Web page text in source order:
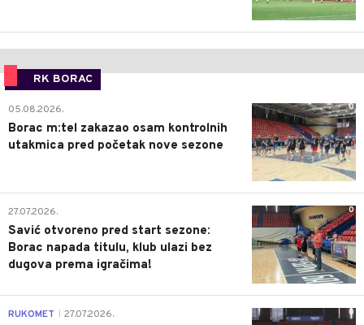
RK BORAC
0
05.08.2026.
Borac m:tel zakazao osam kontrolnih
utakmica pred početak nove sezone
0
27.07.2026.
Savić otvoreno pred start sezone:
Borac napada titulu, klub ulazi bez
dugova prema igračima!
0
RUKOMET 27.07.2026.